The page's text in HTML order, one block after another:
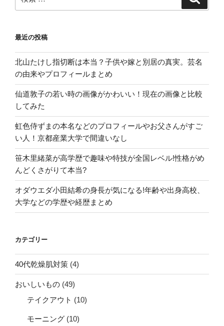
索:
最近の投稿
北山たけし指切断は本当？子供や嫁と別居の真実。芸名
の由来やプロフィールまとめ
仙道敦子の若い時の画像がかわいい！現在の画像と比較
してみた
虹色侍ずまの本名などのプロフィールやお父さんがすご
い人！京都産業大学で間違いなし
笹木里緒菜が高学歴で趣味や特技が全国レベル!性格がめ
んどくさがりて本当?
オダウエダ小田結希の身長が気になる!年齢や出身高校、
大学などの学歴や経歴まとめ
カテゴリー
40代乾燥肌対策 (4)
おいしいもの (49)
テイクアウト (10)
モーニング (10)